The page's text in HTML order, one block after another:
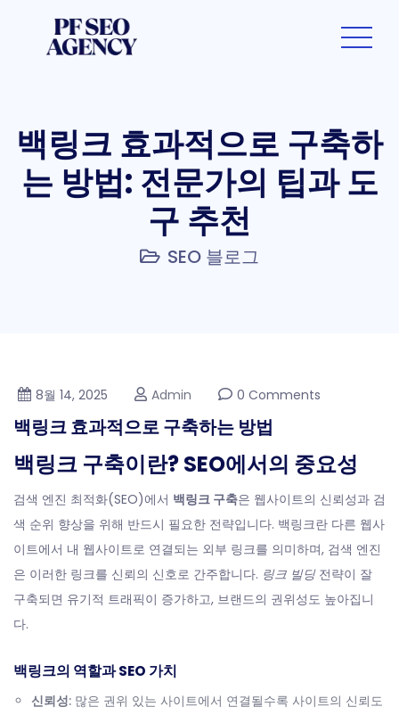
백링크 효과적으로 구축하
는 방법: 전문가의 팁과 도
구 추천
SEO 블로그
8월 14, 2025 Admin 0 Comments
백링크 효과적으로 구축하는 방법
백링크 구축이란? SEO에서의 중요성
검색 엔진 최적화(SEO)에서 백링크 구축은 웹사이트의 신뢰성과 검
색 순위 향상을 위해 반드시 필요한 전략입니다. 백링크란 다른 웹사
이트에서 내 웹사이트로 연결되는 외부 링크를 의미하며, 검색 엔진
은 이러한 링크를 신뢰의 신호로 간주합니다. 링크 빌딩전략이 잘
구축되면 유기적 트래픽이 증가하고, 브랜드의 권위성도 높아집니
다.
백링크의 역할과 SEO 가치
신뢰성: 많은 권위 있는 사이트에서 연결될수록 사이트의 신뢰도